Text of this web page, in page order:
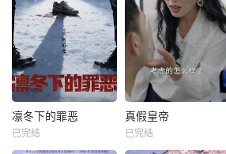
凛冬下的罪恶
已完结
真假皇帝
已完结